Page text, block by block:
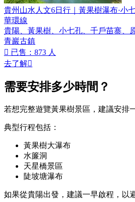
貴州山水人文6日行｜黃果樹瀑布·小
華環線
貴陽、黃果樹、小七孔、千戶苗寨、
青巖古鎮
 已售：873 人
去了解
需要安排多少時間？
若想完整遊覽黃果樹景區，建議安排
典型行程包括：
黃果樹大瀑布
水簾洞
天星橋景區
陡坡塘瀑布
如果從貴陽出發，建議一早啟程，以